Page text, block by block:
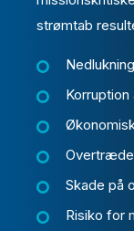
strømtab
Korruption
Skade på
Risiko for